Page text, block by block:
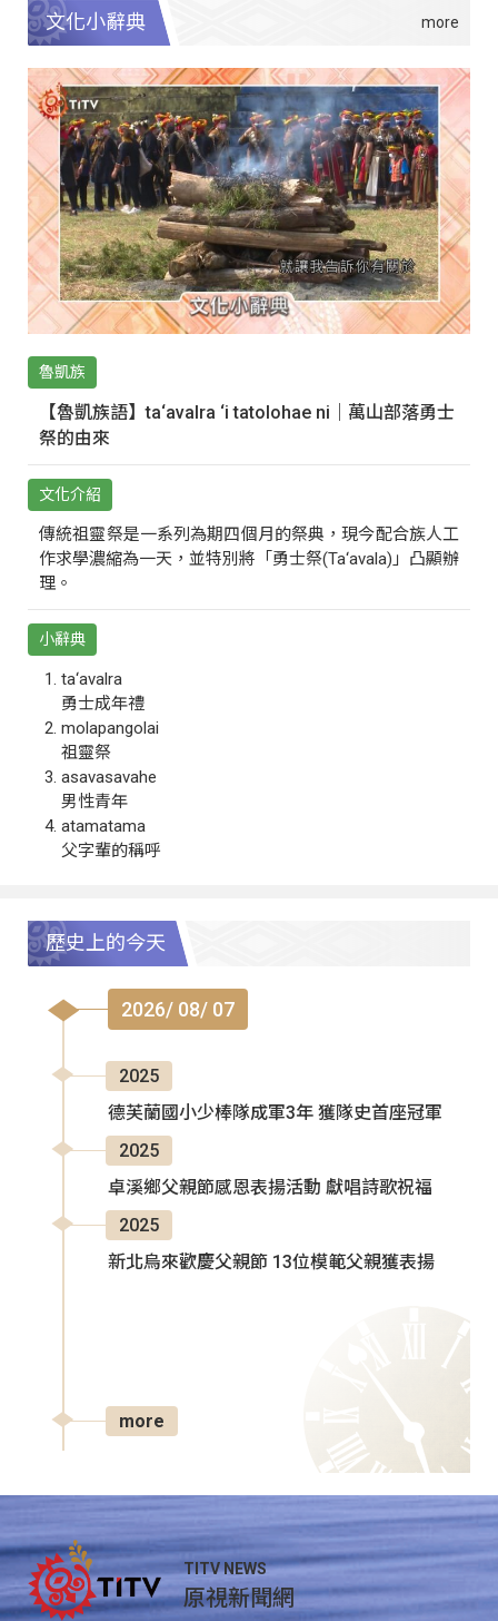
文化小辭典
魯凱族
【魯凱族語】ta‘avalra ‘i tatolohae ni｜萬山部落勇士
祭的由來
文化介紹
傳統祖靈祭是一系列為期四個月的祭典，現今配合族人工
作求學濃縮為一天，並特別將「勇士祭(Ta‘avala)」凸顯辦
理。
小辭典
ta‘avalra
勇士成年禮
molapangolai
祖靈祭
asavasavahe
男性青年
atamatama
父字輩的稱呼
歷史上的今天
2026/ 08/ 07
2025
德芙蘭國小少棒隊成軍3年 獲隊史首座冠軍
2025
卓溪鄉父親節感恩表揚活動 獻唱詩歌祝福
2025
新北烏來歡慶父親節 13位模範父親獲表揚
more
TITV NEWS
原視新聞網